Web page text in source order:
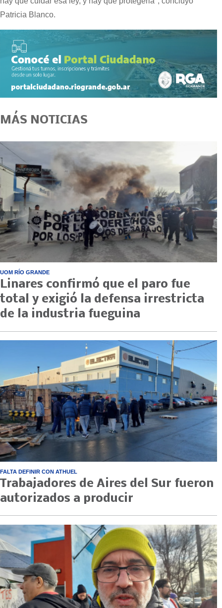
Patricia Blanco.
MÁS NOTICIAS
UOM RÍO GRANDE
Linares confirmó que el paro fue
total y exigió la defensa irrestricta
de la industria fueguina
FALTA DEFINIR CON ATHUEL
Trabajadores de Aires del Sur fueron
autorizados a producir